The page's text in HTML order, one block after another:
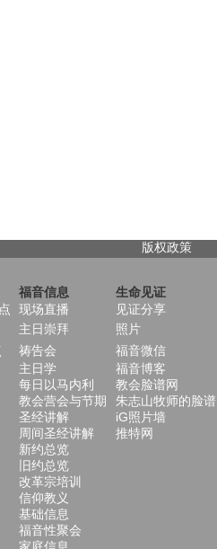
版权政策
福音信息 生命见证
现场直播 见证分享
主日崇拜 照片
祷告会 福音微信
主日学 福音博客
每日以马内利 教会脸谱网
教会营会与节期 朱志山牧师的脸谱
圣经讲解 iG照片墙
周间圣经讲解 推特网
新约总览
旧约总览
改革宗培训
信仰教义
基础信息
福音性聚会